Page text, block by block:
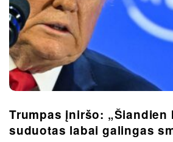
Trumpas įniršo: „Šiandien
suduotas labai galingas